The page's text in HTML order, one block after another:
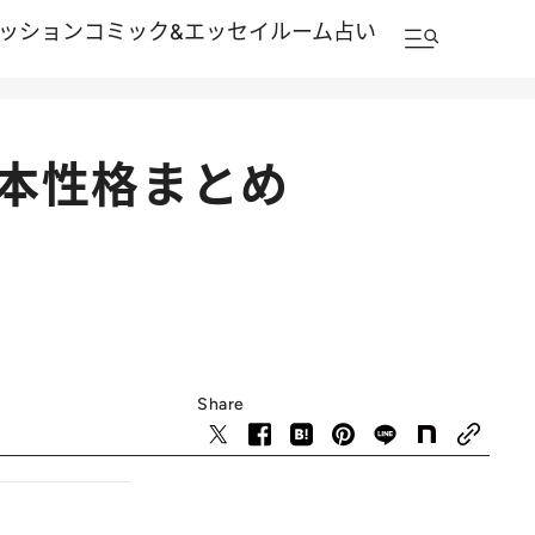
ションコミック&エッセイルーム占い
性格まとめ
Share